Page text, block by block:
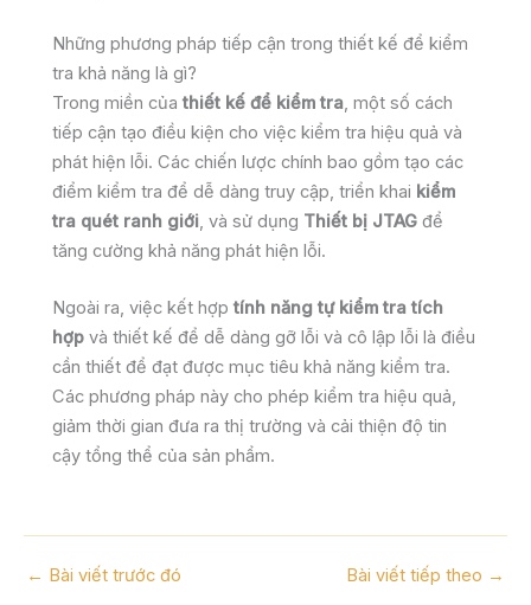
Những phương pháp tiếp cận trong thiết kế để kiểm
tra khả năng là gì?
Trong miền của thiết kế để kiểm tra, một số cách
tiếp cận tạo điều kiện cho việc kiểm tra hiệu quả và
phát hiện lỗi. Các chiến lược chính bao gồm tạo các
điểm kiểm tra để dễ dàng truy cập, triển khai kiểm
tra quét ranh giới, và sử dụng Thiết bị JTAG để
tăng cường khả năng phát hiện lỗi.
Ngoài ra, việc kết hợp tính năng tự kiểm tra tích
hợp và thiết kế để dễ dàng gỡ lỗi và cô lập lỗi là điều
cần thiết để đạt được mục tiêu khả năng kiểm tra.
Các phương pháp này cho phép kiểm tra hiệu quả,
giảm thời gian đưa ra thị trường và cải thiện độ tin
cậy tổng thể của sản phẩm.
← Bài viết trước đó Bài viết tiếp theo →